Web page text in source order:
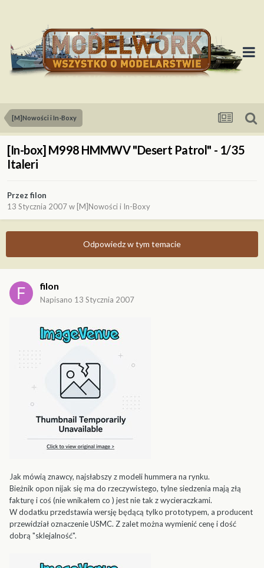
[M]Nowości i In-Boxy
[In-box] M998 HMMWV "Desert Patrol" - 1/35
Italeri
Przez filon
13 Stycznia 2007w [M]Nowości i In-Boxy
Odpowiedz w tym temacie
filon
Napisano 13 Stycznia 2007
Jak mówią znawcy, najsłabszy z modeli hummera na rynku.
Bieżnik opon nijak się ma do rzeczywistego, tylne siedzenia mają złą
fakturę i coś (nie wnikałem co ) jest nie tak z wycieraczkami.
W dodatku przedstawia wersję będącą tylko prototypem, a producent
przewidział oznaczenie USMC. Z zalet można wymienić cenę i dość
dobrą "sklejalność".